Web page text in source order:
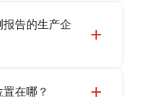
纸深化设计、现货
务，主营
报告的生产企
配有正规第三方检测
在哪？